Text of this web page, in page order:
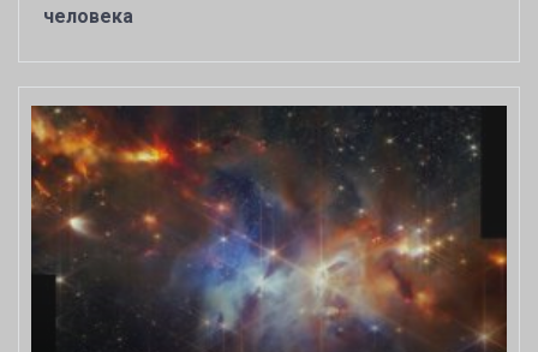
человека